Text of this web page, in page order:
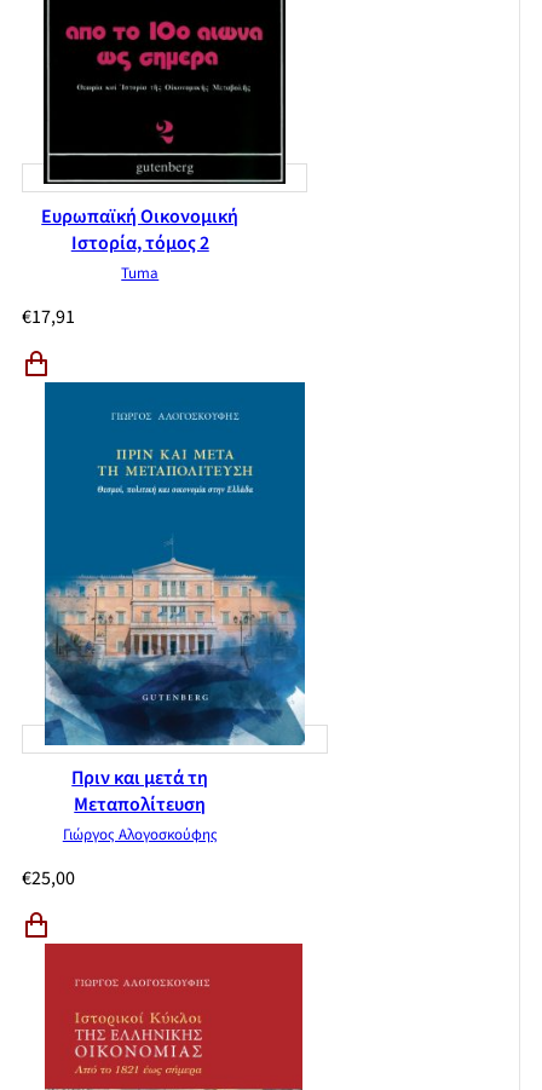
Ευρωπαϊκή Οικονομική
Ιστορία, τόμος 2
Tuma
€17,91
Πριν και μετά τη
Μεταπολίτευση
Γιώργος Αλογοσκούφης
€25,00